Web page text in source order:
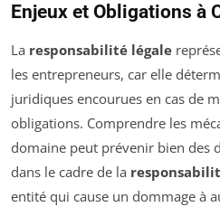
Enjeux et Obligations à
La responsabilité légale
les entrepreneurs, car elle
juridiques encourues en cas de
obligations. Comprendre les
domaine peut prévenir bien des
dans le cadre de la
entité qui cause un dommage à